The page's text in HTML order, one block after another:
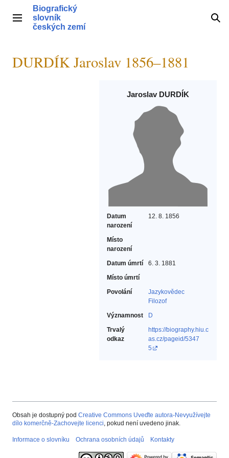
obsahHlavní menu
Biografický
slovník
českých zemí
DURDÍK Jaroslav 1856–1881
Jaroslav DURDÍK
Datum
narození
12. 8. 1856
Místo
narození
Datum úmrtí
6. 3. 1881
Místo úmrtí
Povolání
Jazykovědec‎
Filozof‎
Významnost
D
Trvalý
odkaz
https://biography.hiu.c
as.cz/pageid/5347
5
Obsah je dostupný pod Creative Commons Uveďte autora-Nevyužívejte
dílo komerčně-Zachovejte licenci, pokud není uvedeno jinak.
Informace o slovníku Ochrana osobních údajů Kontakty